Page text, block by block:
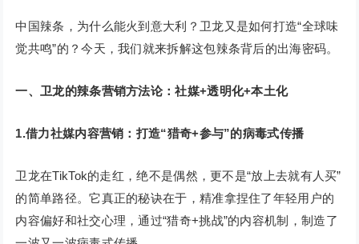
中国辣条，为什么能火到意大利？卫龙又是如何打造“全球味
觉共鸣”的？今天，我们就来拆解这包辣条背后的出海密码。
一、卫龙的辣条营销方法论：社媒+透明化+本土化
1.借力社媒内容营销：打造“猎奇+参与”的病毒式传播
卫龙在TikTok的走红，绝不是偶然，更不是“放上去就有人买”
的简单路径。它真正的秘诀在于，精准拿捏住了年轻用户的
内容偏好和社交心理，通过“猎奇+挑战”的内容机制，制造了